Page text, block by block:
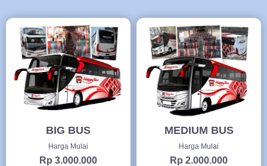
BIG BUS
Harga Mulai
Rp 3.000.000
MEDIUM BUS
Harga Mulai
Rp 2.000.000